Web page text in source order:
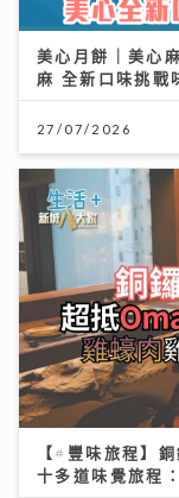
美心月餅｜美心
麻 全新口味挑戰
27/07/2026
【#豐味旅程】
十多道味覺旅程